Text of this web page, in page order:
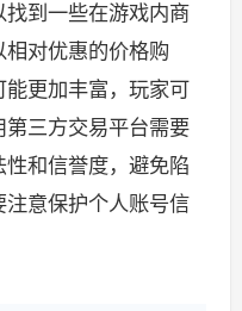
到一些在游戏内商
对优惠的价格购
更加丰富，玩家可
三方交易平台需要
和信誉度，避免陷
意保护个人账号信